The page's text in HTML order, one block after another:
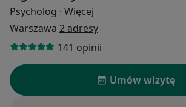
Psycholog · Więcej
Warszawa 2 adresy
141 opinii
Umów wizytę